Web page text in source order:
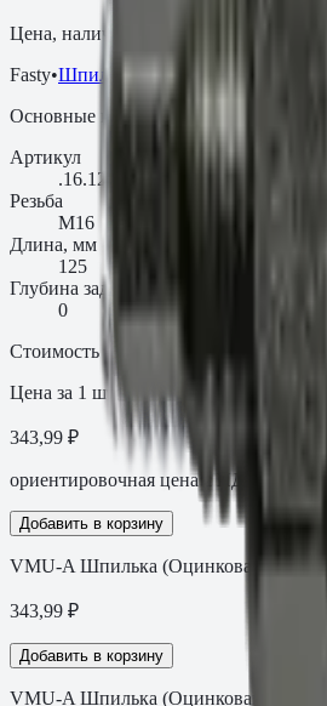
Цена, наличие и сроки поставки
Fasty•Шпилька анкерная VMU-A
Основные параметры
Артикул
.16.12588VMU
Резьба
M16
Длина, мм
125
Глубина заделки t_fix, мм
0
Стоимость
Цена за 1 шт
343,99 ₽
ориентировочная цена с НДС
Добавить в корзину
VMU-A Шпилька (Оцинкованная
343,99 ₽
Добавить в корзину
VMU-A Шпилька (Оцинкованная